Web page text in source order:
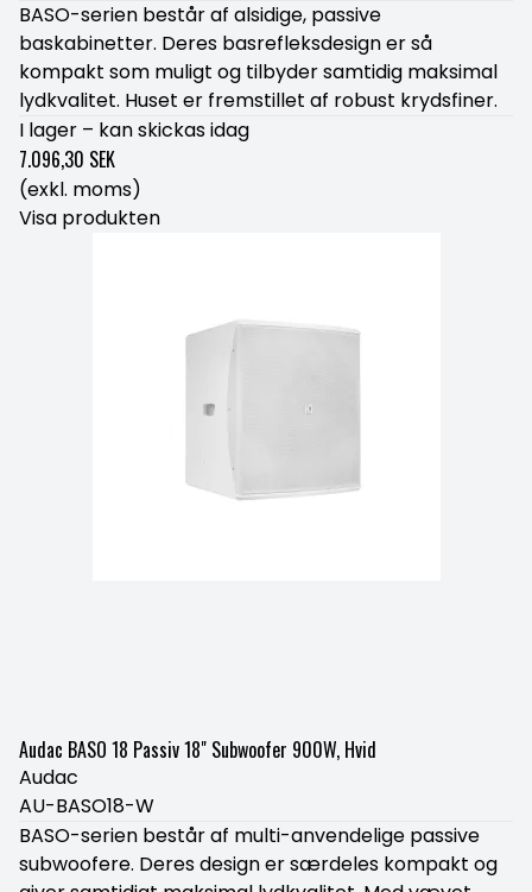
BASO-serien består af alsidige, passive
baskabinetter. Deres basrefleksdesign er så
kompakt som muligt og tilbyder samtidig maksimal
lydkvalitet. Huset er fremstillet af robust krydsfiner.
I lager – kan skickas idag
7.096,30 SEK
(exkl. moms)
Visa produkten
Audac BASO 18 Passiv 18" Subwoofer 900W, Hvid
Audac
AU-BASO18-W
BASO-serien består af multi-anvendelige passive
subwoofere. Deres design er særdeles kompakt og